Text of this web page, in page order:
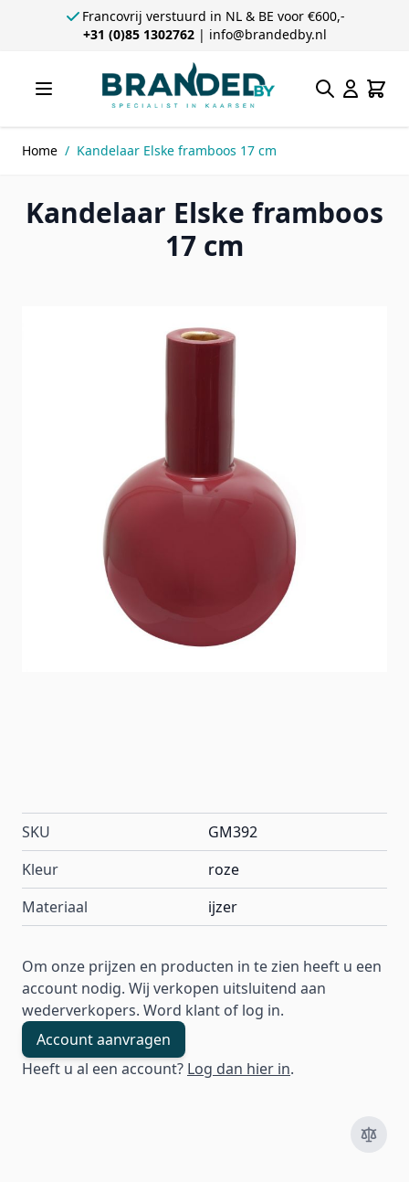
Francovrij verstuurd in NL & BE voor €600,-
+31 (0)85 1302762 | info@brandedby.nl
Ga direct door naar de inhoud
Zoeken
Home / Kandelaar Elske framboos 17 cm
Kandelaar Elske framboos
17 cm
SKU
GM392
Kleur
roze
Materiaal
ijzer
Om onze prijzen en producten in te zien heeft u een
account nodig. Wij verkopen uitsluitend aan
wederverkopers. Word klant of log in.
Account aanvragen
Heeft u al een account? Log dan hier in.